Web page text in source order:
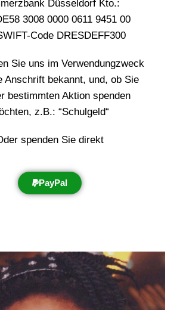
Düsseldorf Kto.:
3008 0000 0611 9451 00
Code DRESDEFF300
Sie uns im Verwendungzweck
Anschrift bekannt, und, ob Sie
bestimmten Aktion spenden
z.B.: “Schulgeld“
spenden Sie direkt
PayPal